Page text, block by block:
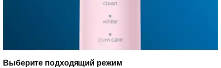
Выберите подходящий режим